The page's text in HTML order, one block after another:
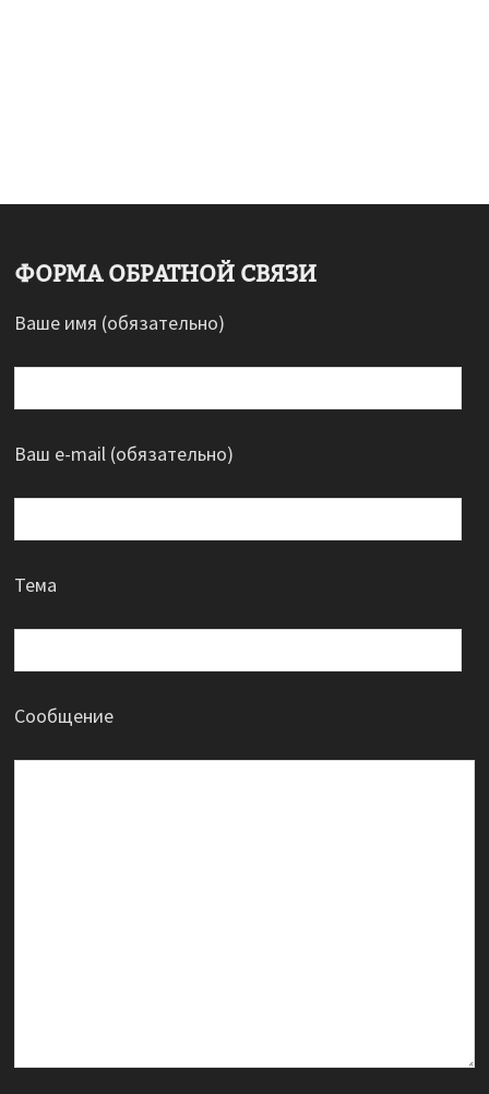
ФОРМА ОБРАТНОЙ СВЯЗИ
Ваше имя (обязательно)
Ваш e-mail (обязательно)
Тема
Сообщение